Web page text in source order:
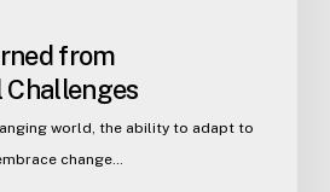
from
Challenges
world, the ability to adapt to
change…